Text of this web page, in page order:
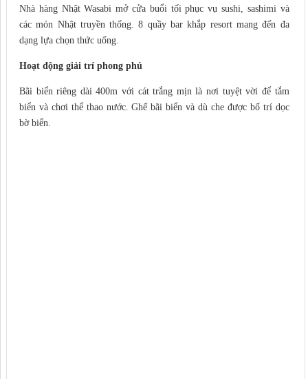
Nhà hàng Nhật Wasabi mở cửa buổi tối phục vụ sushi, sashimi và
các món Nhật truyền thống. 8 quầy bar khắp resort mang đến đa
dạng lựa chọn thức uống.
Hoạt động giải trí phong phú
Bãi biển riêng dài 400m với cát trắng mịn là nơi tuyệt vời để tắm
biển và chơi thể thao nước. Ghế bãi biển và dù che được bố trí dọc
bờ biển.